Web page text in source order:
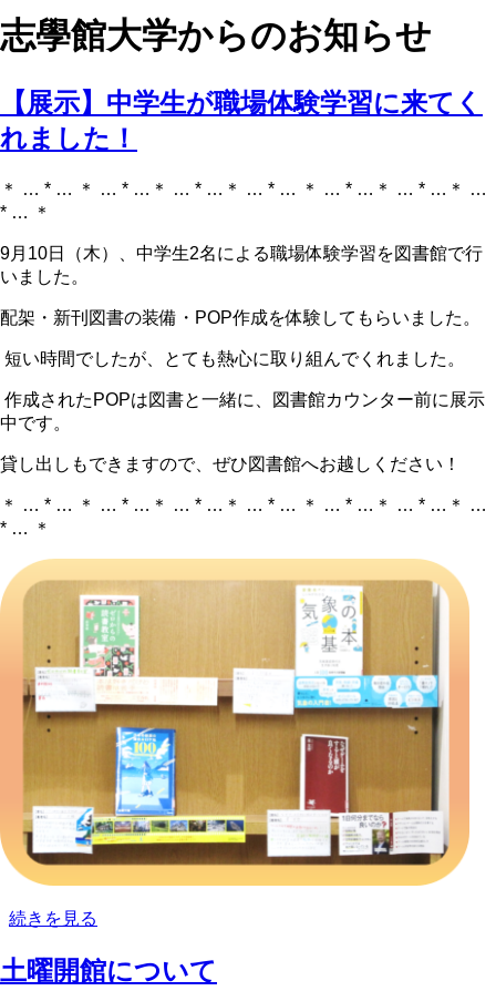
志學館大学からのお知らせ
【展示】中学生が職場体験学習に来てく
れました！
＊ … * … ＊ … * …＊ … * …＊ … * … ＊ … * …＊ … * …＊ …
* … ＊
9月10日（木）、中学生2名による職場体験学習を図書館で行
いました。
配架・新刊図書の装備・POP作成を体験してもらいました。
短い時間でしたが、とても熱心に取り組んでくれました。
作成されたPOPは図書と一緒に、図書館カウンター前に展示
中です。
貸し出しもできますので、ぜひ図書館へお越しください！
＊ … * … ＊ … * …＊ … * …＊ … * … ＊ … * …＊ … * …＊ …
* … ＊
【展
中
続きを見る
土曜開館について